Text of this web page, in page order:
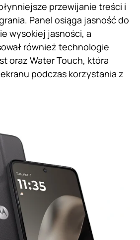
przewijanie treści i
Panel osiąga jasność do
wysokiej jasności, a
również technologie
oraz Water Touch, która
podczas korzystania z